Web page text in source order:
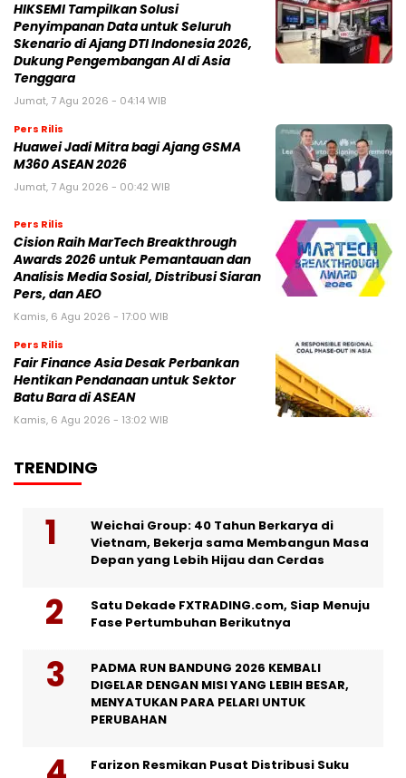
HIKSEMI Tampilkan Solusi
Penyimpanan Data untuk Seluruh
Skenario di Ajang DTI Indonesia 2026,
Dukung Pengembangan AI di Asia
Tenggara
Jumat, 7 Agu 2026 - 04:14 WIB
Pers Rilis
Huawei Jadi Mitra bagi Ajang GSMA
M360 ASEAN 2026
Jumat, 7 Agu 2026 - 00:42 WIB
Pers Rilis
Cision Raih MarTech Breakthrough
Awards 2026 untuk Pemantauan dan
Analisis Media Sosial, Distribusi Siaran
Pers, dan AEO
Kamis, 6 Agu 2026 - 17:00 WIB
Pers Rilis
Fair Finance Asia Desak Perbankan
Hentikan Pendanaan untuk Sektor
Batu Bara di ASEAN
Kamis, 6 Agu 2026 - 13:02 WIB
TRENDING
Weichai Group: 40 Tahun Berkarya di
Vietnam, Bekerja sama Membangun Masa
Depan yang Lebih Hijau dan Cerdas
Satu Dekade FXTRADING.com, Siap Menuju
Fase Pertumbuhan Berikutnya
PADMA RUN BANDUNG 2026 KEMBALI
DIGELAR DENGAN MISI YANG LEBIH BESAR,
MENYATUKAN PARA PELARI UNTUK
PERUBAHAN
Farizon Resmikan Pusat Distribusi Suku